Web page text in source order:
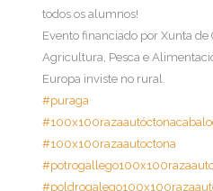
todos os alumnos!
Evento financiado por Xunta de
Agricultura, Pesca e
Europa inviste no rural.
#puraga
#100x100razaautoctona